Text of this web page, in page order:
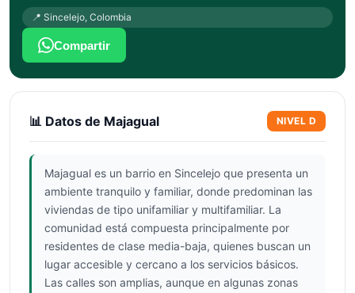
📍 Sincelejo, Colombia
Compartir
📊 Datos de Majagual NIVEL D
Majagual es un barrio en Sincelejo que presenta un
ambiente tranquilo y familiar, donde predominan las
viviendas de tipo unifamiliar y multifamiliar. La
comunidad está compuesta principalmente por
residentes de clase media-baja, quienes buscan un
lugar accesible y cercano a los servicios básicos.
Las calles son amplias, aunque en algunas zonas